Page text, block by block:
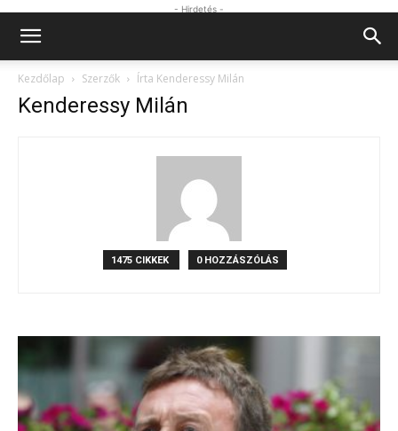
- Hirdetés -
Kezdőlap Szerzők Írta Kenderessy Milán
Kenderessy Milán
1475 CIKKEK 0 HOZZÁSZÓLÁS